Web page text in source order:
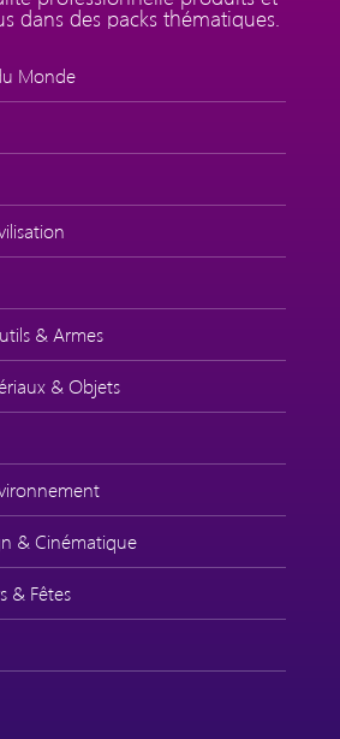
dans des packs thématiques.
Monde
& Armes
& Objets
& Cinématique
& Fêtes